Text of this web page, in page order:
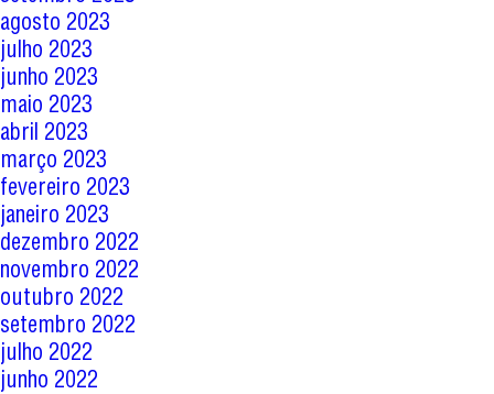
agosto 2023
julho 2023
junho 2023
maio 2023
abril 2023
março 2023
fevereiro 2023
janeiro 2023
dezembro 2022
novembro 2022
outubro 2022
setembro 2022
julho 2022
junho 2022